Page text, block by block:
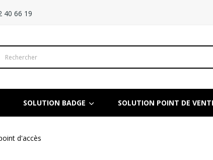
40 66 19
SOLUTION BADGE SOLUTION POINT DE
d'accès